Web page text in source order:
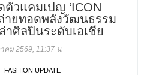
ตัวแคมเปญ ‘ICON
ถ่ายทอดพลังวัฒนธรรม
าศิลปินระดับเอเชีย
ม 2569, 11:37 น.
FASHION UPDATE